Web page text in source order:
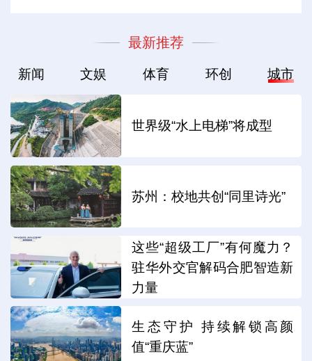
最新推荐
新闻 文娱 体育 环创 城市
世界级“水上电梯”将成型
苏州：校地共创“同里诗光”
这些“超级工厂”有何魔力？
驻华外交官解码合肥智造新
力量
生态守护 持续解锁高颜
值“重庆蓝”